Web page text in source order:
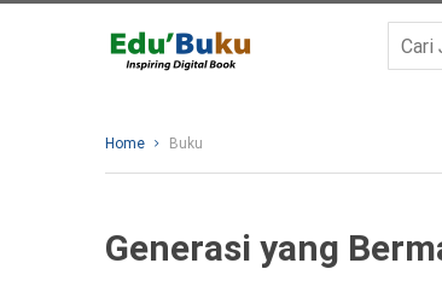
Home Buku
Generasi yang